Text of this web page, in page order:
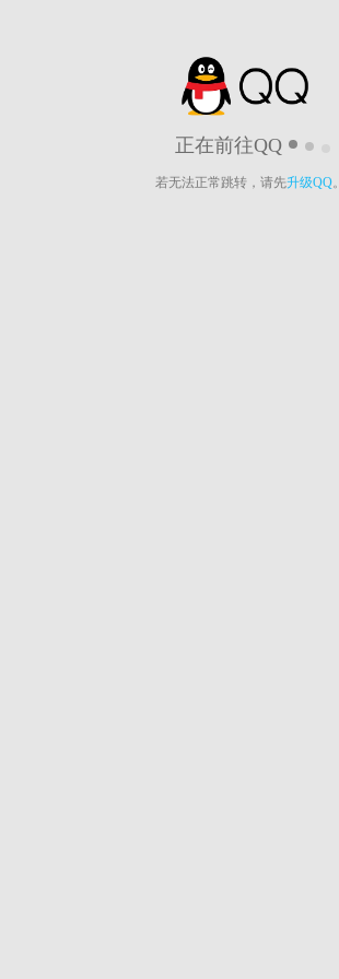
正在前往QQ
若无法正常跳转，请先升级QQ。